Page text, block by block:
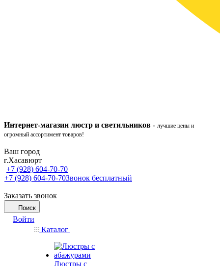
Интернет-магазин люстр и светильников - лучшие цены и
огромный ассортимент товаров!
Ваш город
г.Хасавюрт
+7 (928) 604-70-70
+7 (928) 604-70-70Звонок бесплатный
Заказать звонок
Поиск
Войти
Каталог
Люстры с